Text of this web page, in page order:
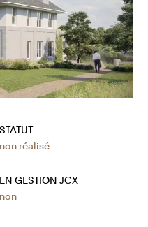
STATUT
non réalisé
EN GESTION JCX
non